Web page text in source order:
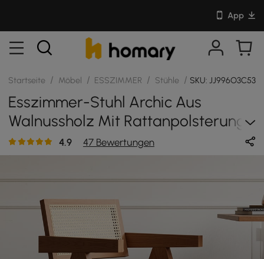
App
Startseite / Möbel / ESSZIMMER / Stühle / SKU: JJ996O3C53
Esszimmer-Stuhl Archic Aus
Walnussholz Mit Rattanpolsterung,
2er-Set4.9 47 Bewertungen